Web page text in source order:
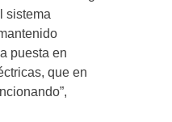
sistema
puesta en
que en